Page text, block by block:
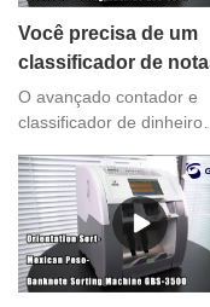
Você precisa de um
classificador de
para classificar o
mexicano?
O avançado contador e
classificador de dinheiro
grandes quantidades de
dinheiro em alta
Ele vem com um
abrangente de recursos
garantir a autenticidade